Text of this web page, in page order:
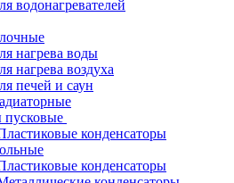
водонагревателей
нагрева воды
нагрева воздуха
печей и саун
пусковые
конденсаторы
конденсаторы